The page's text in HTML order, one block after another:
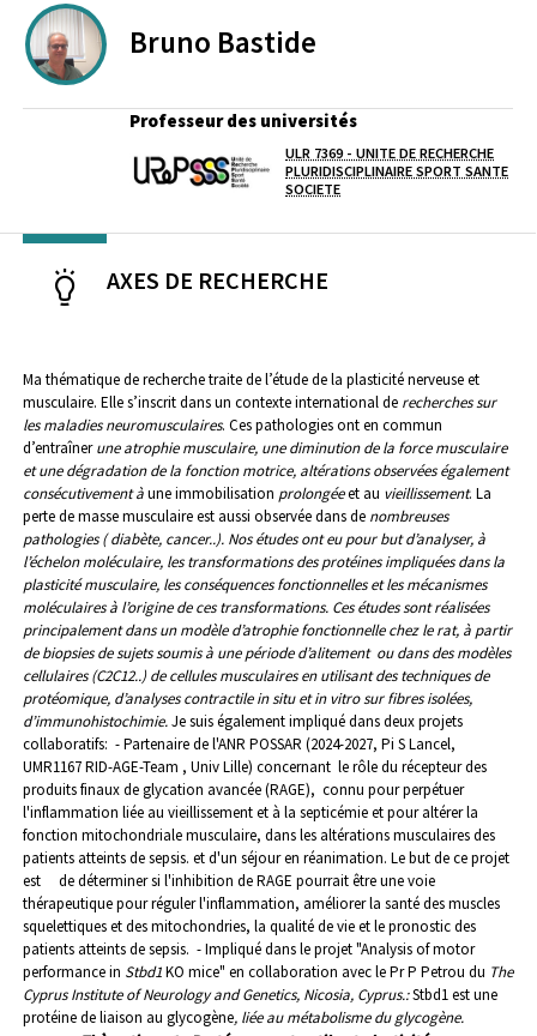
Bruno Bastide
Professeur des universités
Laboratoire / équipe
ULR 7369 - UNITE DE RECHERCHE
PLURIDISCIPLINAIRE SPORT SANTE
SOCIETE
AXES DE RECHERCHE
Ma thématique de recherche traite de l’étude de la plasticité nerveuse et
musculaire. Elle s’inscrit dans un contexte international de recherches sur
les maladies neuromusculaires. Ces pathologies ont en commun
d’entraînerune atrophie musculaire, une diminution de la force musculaire
et une dégradation de la fonction motrice, altérations observées également
consécutivement àune immobilisation prolongéeet au vieillissement. La
perte de masse musculaire est aussi observée dans de nombreuses
pathologies ( diabète, cancer..). Nos études ont eu pour but d’analyser, à
l’échelon moléculaire, les transformations des protéines impliquées dans la
plasticité musculaire, les conséquences fonctionnelles et les mécanismes
moléculaires à l’origine de ces transformations. Ces études sont réalisées
principalement dans un modèle d’atrophie fonctionnelle chez le rat, à partir
de biopsies de sujets soumis à une période d’alitement ou dans des modèles
cellulaires (C2C12..) de cellules musculaires en utilisant des techniques de
protéomique, d’analyses contractile in situ et in vitro sur fibres isolées,
d’immunohistochimie.Je suis également impliqué dans deux projets
collaboratifs: - Partenaire de l'ANR POSSAR (2024-2027, Pi S Lancel,
UMR1167 RID-AGE-Team , Univ Lille) concernant le rôle du récepteur des
produits finaux de glycation avancée (RAGE), connu pour perpétuer
l'inflammation liée au vieillissement et à la septicémie et pour altérer la
fonction mitochondriale musculaire, dans les altérations musculaires des
patients atteints de sepsis. et d'un séjour en réanimation. Le but de ce projet
est de déterminer si l'inhibition de RAGE pourrait être une voie
thérapeutique pour réguler l'inflammation, améliorer la santé des muscles
squelettiques et des mitochondries, la qualité de vie et le pronostic des
patients atteints de sepsis. - Impliqué dans le projet "Analysis of motor
performance in Stbd1KO mice" en collaboration avec le Pr P Petrou du The
CyprusInstitute ofNeurologyandGenetics, Nicosia, Cyprus.:Stbd1 est une
protéine de liaison au glycogène, liée au métabolisme du glycogène.